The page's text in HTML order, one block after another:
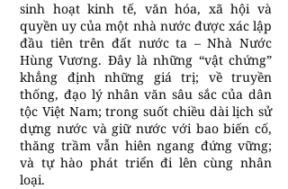
sinh hoạt kinh tế, văn hóa, xã hội và
quyền uy của một nhà nước được xác lập
đầu tiên trên đất nước ta – Nhà Nước
Hùng Vương. Đây là những “vật chứng”
khẳng định những giá trị; về truyền
thống, đạo lý nhân văn sâu sắc của dân
tộc Việt Nam; trong suốt chiều dài lịch sử
dựng nước và giữ nước với bao biến cố,
thăng trầm vẫn hiên ngang đứng vững;
và tự hào phát triển đi lên cùng nhân
loại.